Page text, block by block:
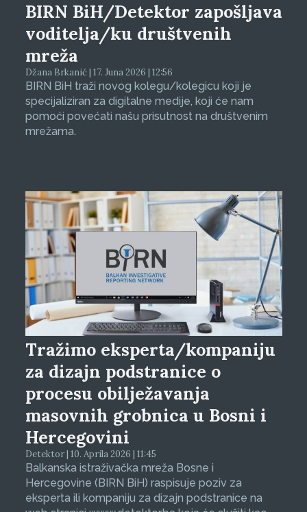
BIRN BiH/Detektor zapošljava
voditelja/ku društvenih
mreža
Džana Brkanić | 17. Juna 2026 | 12:56
BIRN BiH traži novog kolegu/kolegicu koji je
specijaliziran za digitalne medije, koji će nam
pomoći povećati našu prisutnost na društvenim
mrežama.
Tražimo eksperta/kompaniju
za dizajn podstranice o
procesu obilježavanja
masovnih grobnica u Bosni i
Hercegovini
Detektor | 10. Aprila 2026 | 11:45
Balkanska istraživačka mreža Bosne i
Hercegovine (BIRN BiH) raspisuje poziv za
eksperta ili kompaniju za dizajn podstranice na